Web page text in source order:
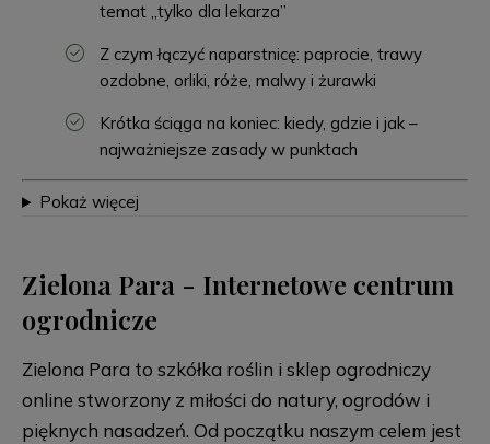
temat „tylko dla lekarza”
Z czym łączyć naparstnicę: paprocie, trawy
ozdobne, orliki, róże, malwy i żurawki
Krótka ściąga na koniec: kiedy, gdzie i jak –
najważniejsze zasady w punktach
Pokaż więcej
Zielona Para - Internetowe centrum
ogrodnicze
Zielona Para to szkółka roślin i sklep ogrodniczy
online stworzony z miłości do natury, ogrodów i
pięknych nasadzeń. Od początku naszym celem jest